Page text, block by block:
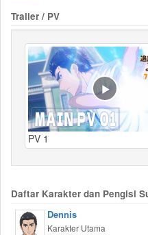
Trailer / PV
PV 1
Daftar Karakter dan Pengisi
Dennis
Karakter Utama